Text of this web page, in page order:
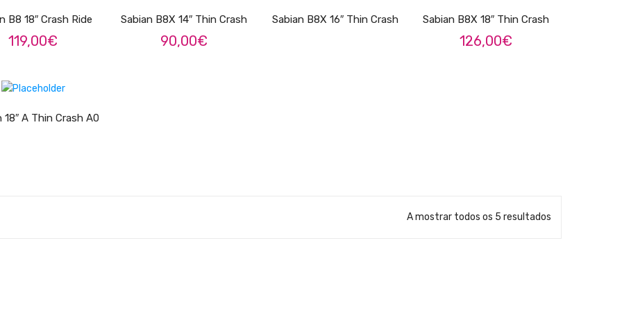
B8 18″ Crash Ride
119,00€
Sabian B8X 14″ Thin Crash
90,00€
Sabian B8X 16″ Thin Crash Sabian B8X 18″ Thin Crash
126,00€
A Thin Crash A0225
LER MAIS
A mostrar todos os 5 resultados